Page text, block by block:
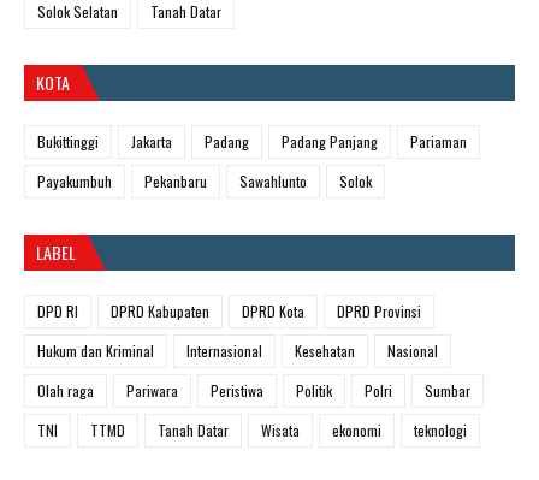
Solok Selatan
Tanah Datar
KOTA
Bukittinggi Jakarta Padang Padang Panjang
Pariaman
Payakumbuh
Pekanbaru Sawahlunto Solok
LABEL
DPD RI DPRD Kabupaten DPRD Kota
DPRD Provinsi
Hukum dan Kriminal
Internasional Kesehatan
Nasional
Olah raga
Pariwara Peristiwa Politik Polri
Sumbar
TNI
TTMD Tanah Datar Wisata ekonomi teknologi